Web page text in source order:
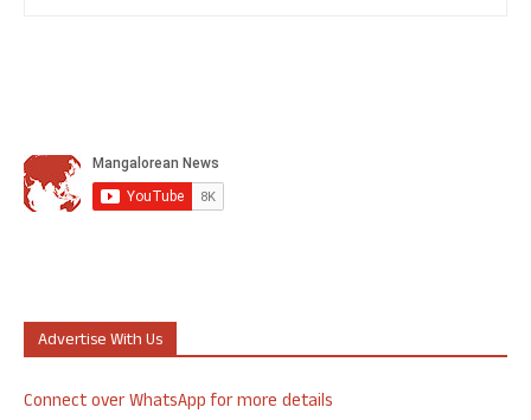
Advertise With Us
Connect over WhatsApp for more details